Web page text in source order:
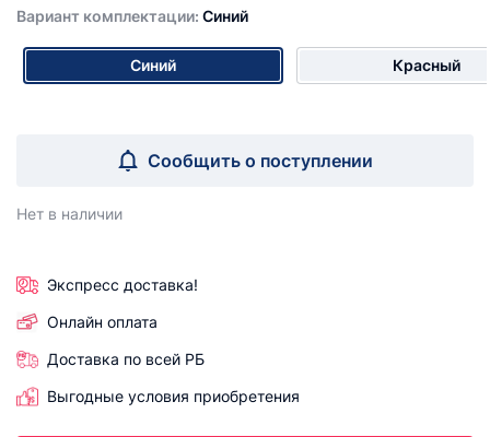
Вариант комплектации: Синий
Синий Красный
Сообщить о поступлении
Нет в наличии
Экспресс доставка!
Онлайн оплата
Доставка по всей РБ
Выгодные условия приобретения